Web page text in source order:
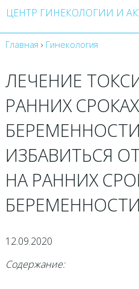
ЦЕНТР ГИНЕКОЛОГИИ И
Главная › Гинекология
ЛЕЧЕНИЕ
РАННИХ СРОКАХ
ИЗБАВИТЬСЯ
НА РАННИХ
БЕРЕМЕННОСТИ
12.09.2020
Содержание: